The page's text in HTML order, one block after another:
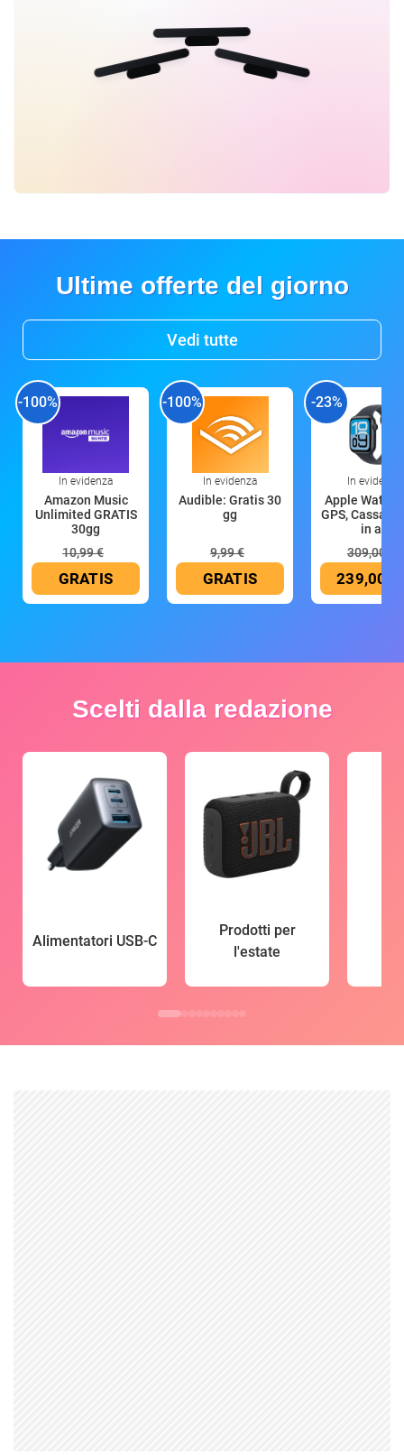
Ultime offerte del giorno
Vedi tutte
-100%
In evidenza
Amazon Music
Unlimited GRATIS
30gg
10,99 €
GRATIS
-100%
In evidenza
Audible: Gratis 30
gg
9,99 €
GRATIS
-23%
In evidenza
Apple Watch
GPS, Cassa
in all
309,00 €
239,00 €
Scelti dalla redazione
Alimentatori USB-C
Prodotti per
l'estate